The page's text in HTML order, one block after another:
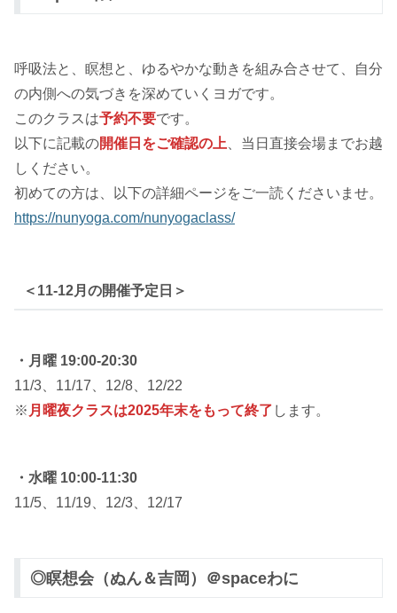
呼吸法と、瞑想と、ゆるやかな動きを組み合させて、自分
の内側への気づきを深めていくヨガです。
このクラスは予約不要です。
以下に記載の開催日をご確認の上 、当日直接会場までお越
しください。
初めての方は、以下の詳細ページをご一読くださいませ。
https://nunyoga.com/nunyogaclass/
＜11-12月の開催予定日＞
・月曜 19:00-20:30
11/3、11/17、12/8、12/22
※ 月曜夜クラスは2025年末をもって終了 します。
・水曜 10:00-11:30
11/5、11/19、12/3、12/17
◎瞑想会（ぬん＆吉岡）＠spaceわに